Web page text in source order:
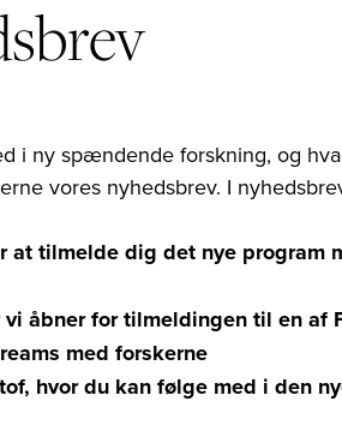
i ny spændende forskning, og
vores nyhedsbrev. I
at tilmelde dig det nye program
vi åbner for tilmeldingen til en af
med forskerne
hvor du kan følge med i den